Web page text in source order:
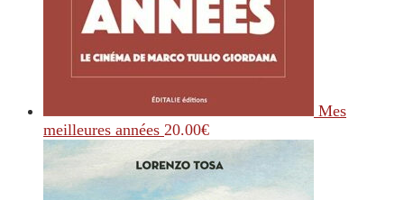
Mes
meilleures années 20.00€